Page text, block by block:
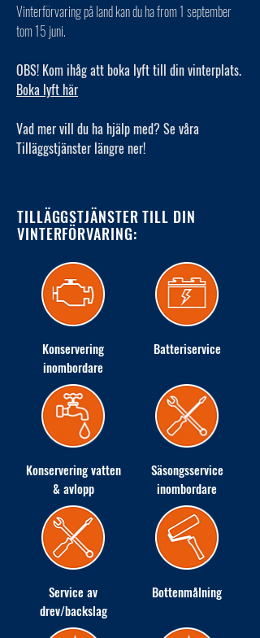
Vinterförvaring på land kan du ha from 1 september
tom 15 juni.
OBS! Kom ihåg att boka lyft till din vinterplats.
Boka lyft här
Vad mer vill du ha hjälp med? Se våra
Tilläggstjänster längre ner!
TILLÄGGSTJÄNSTER TILL DIN
VINTERFÖRVARING:
Konservering
inombordare
Batteriservice
Konservering vatten
& avlopp
Säsongsservice
inombordare
Service av
drev/backslag
Bottenmålning